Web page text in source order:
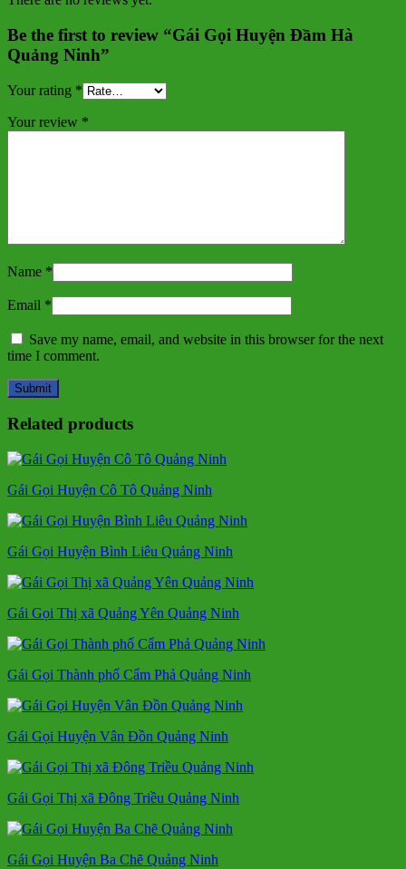
Be the first to review “Gái Gọi Huyện Đầm Hà
Quảng Ninh”
Your rating *
Your review *
Name *
Email *
Save my name, email, and website in this browser for the next
time I comment.
Related products
Gái Gọi Huyện Cô Tô Quảng Ninh
Gái Gọi Huyện Bình Liêu Quảng Ninh
Gái Gọi Thị xã Quảng Yên Quảng Ninh
Gái Gọi Thành phố Cẩm Phả Quảng Ninh
Gái Gọi Huyện Vân Đồn Quảng Ninh
Gái Gọi Thị xã Đông Triều Quảng Ninh
Gái Gọi Huyện Ba Chẽ Quảng Ninh